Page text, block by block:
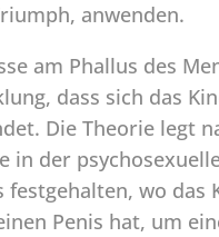
anwenden.
am Phallus des
dass sich das
Die Theorie legt
in der
wo das
Penis hat, um